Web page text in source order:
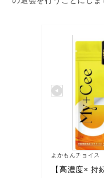
よかもんチョイス
【高濃度× 持